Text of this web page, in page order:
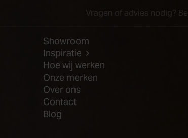
Vragen of advies nodig? Bel
Showroom
Inspiratie
Hoe wij werken
Onze merken
Over ons
Contact
Blog